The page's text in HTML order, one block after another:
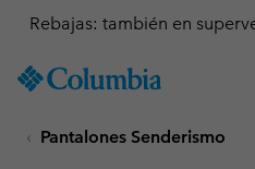
TO
SKIP
Rebajas: también en
Pantalones Senderismo